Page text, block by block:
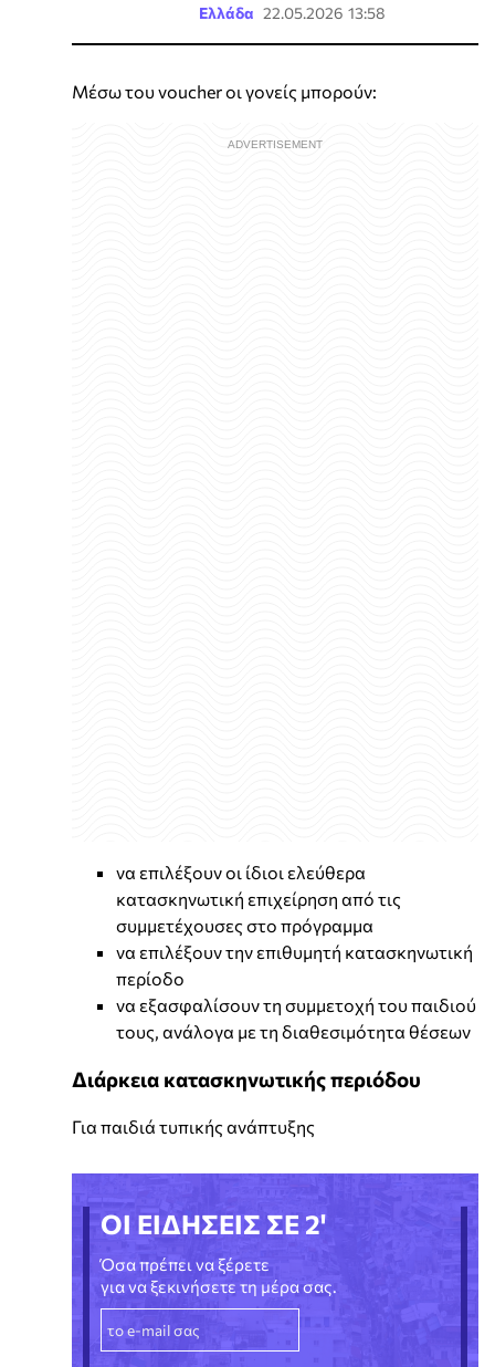
Ελλάδα 22.05.2026 13:58
Μέσω του voucher οι γονείς μπορούν:
να επιλέξουν οι ίδιοι ελεύθερα
κατασκηνωτική επιχείρηση από τις
συμμετέχουσες στο πρόγραμμα
να επιλέξουν την επιθυμητή κατασκηνωτική
περίοδο
να εξασφαλίσουν τη συμμετοχή του παιδιού
τους, ανάλογα με τη διαθεσιμότητα θέσεων
Διάρκεια κατασκηνωτικής περιόδου
Για παιδιά τυπικής ανάπτυξης
ΟΙ ΕΙΔΗΣΕΙΣ ΣΕ 2'
Όσα πρέπει να ξέρετε
για να ξεκινήσετε τη μέρα σας.